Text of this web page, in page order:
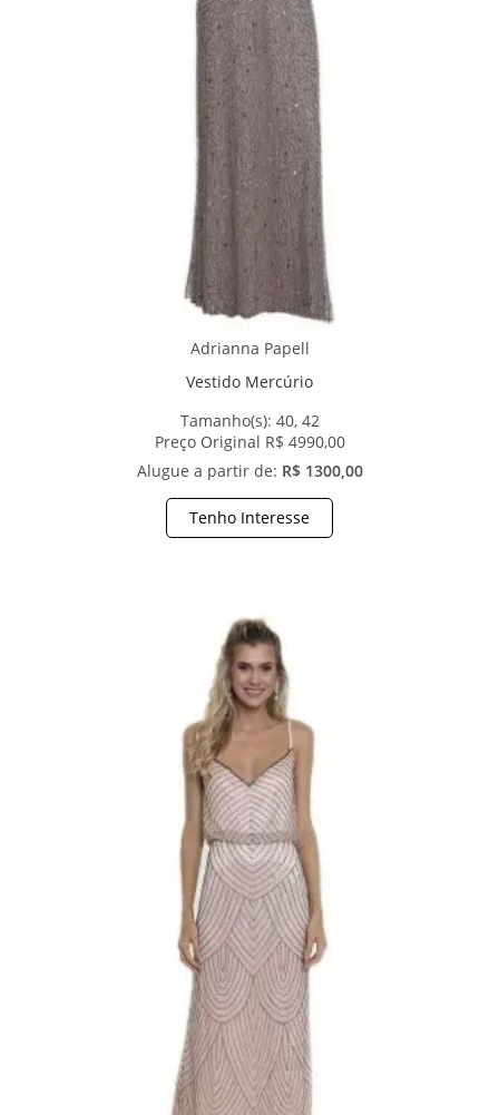
Adrianna Papell
Vestido Mercúrio
Tamanho(s): 40, 42
Preço Original R$ 4990,00
Alugue a partir de: R$ 1300,00
Tenho Interesse